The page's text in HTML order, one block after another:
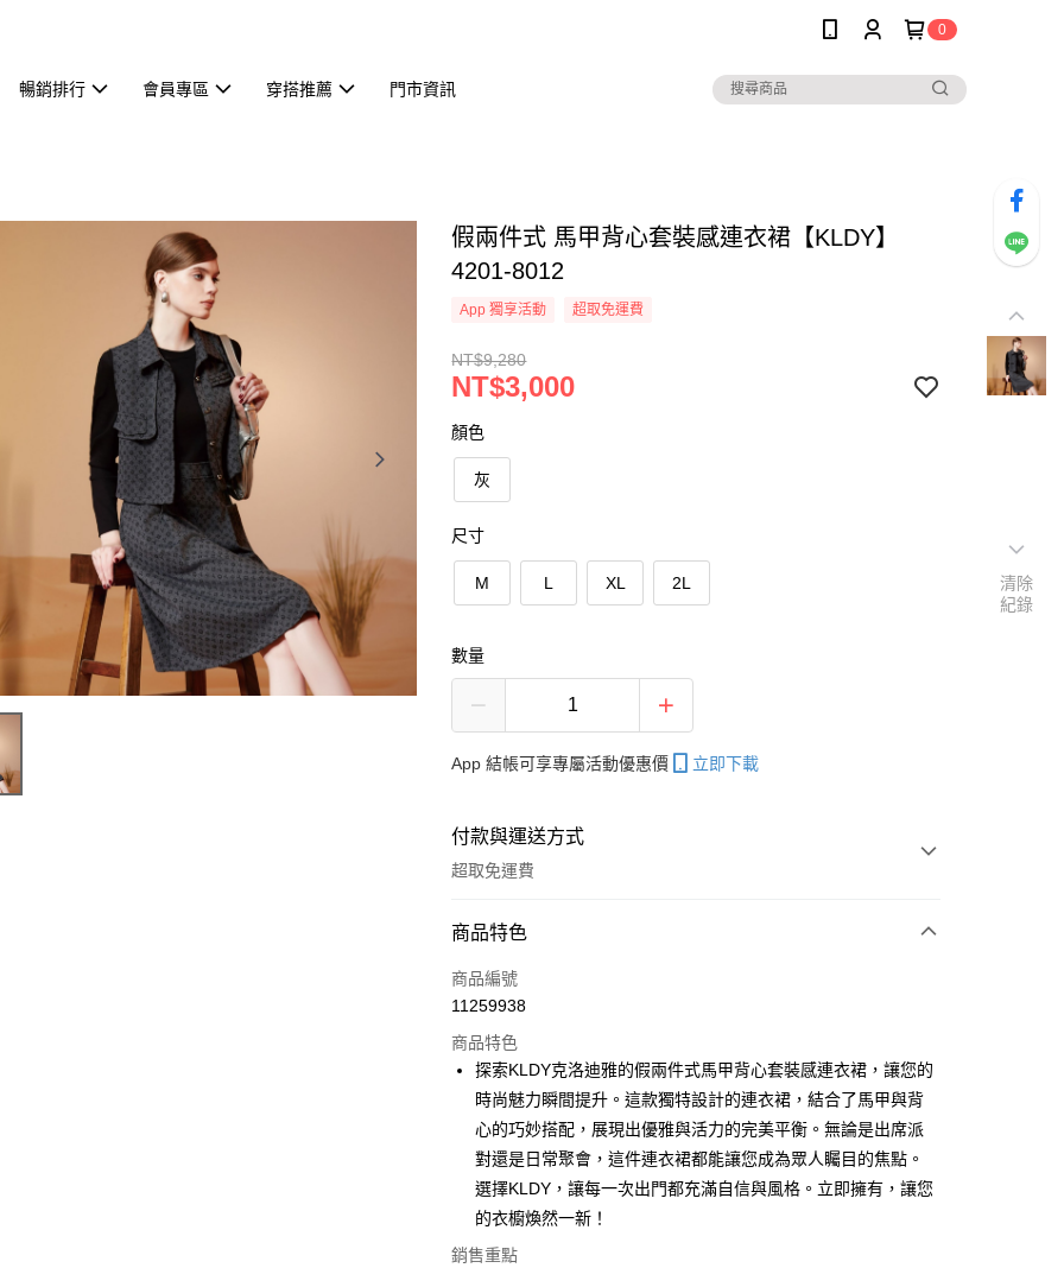
0
暢銷排行 會員專區 穿搭推薦 門市資訊
假兩件式 馬甲背心套裝感連衣裙【KLDY】
4201-8012
App 獨享活動 超取免運費
NT$9,280
NT$3,000
顏色
灰
尺寸
M L XL 2L
數量
App 結帳可享專屬活動優惠價 立即下載
付款與運送方式
超取免運費
付款方式
信用卡一次付款
ATM付款
運送方式
全家取貨付款
免運費
付款後全家取貨
商品特色
商品編號
11259938
商品特色
探索KLDY克洛迪雅的假兩件式馬甲背心套裝感連衣裙，讓您的
時尚魅力瞬間提升。這款獨特設計的連衣裙，結合了馬甲與背
心的巧妙搭配，展現出優雅與活力的完美平衡。無論是出席派
對還是日常聚會，這件連衣裙都能讓您成為眾人矚目的焦點。
選擇KLDY，讓每一次出門都充滿自信與風格。立即擁有，讓您
的衣櫥煥然一新！
銷售重點
清除
紀錄